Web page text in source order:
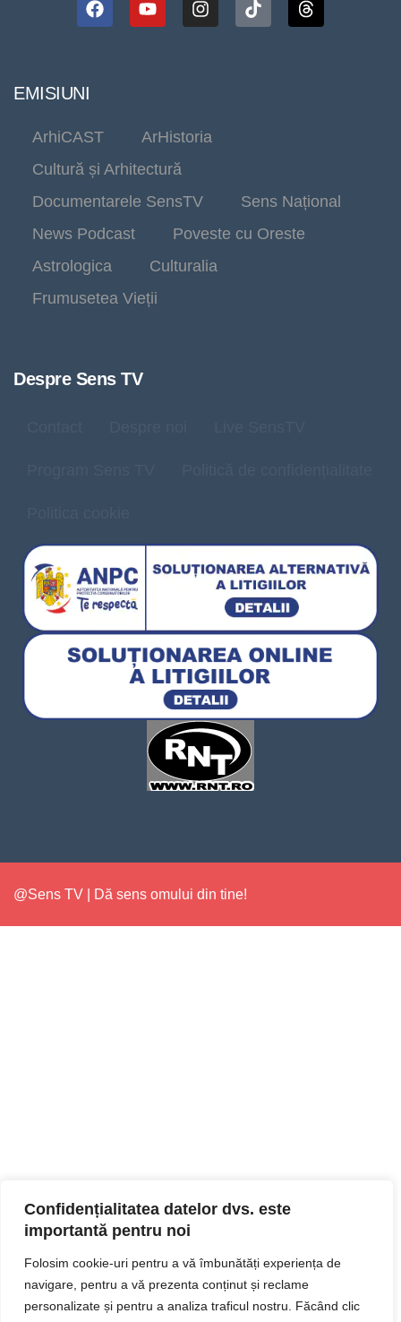
Confidențialitatea datelor dvs. este
importantă pentru noi
Folosim cookie-uri pentru a vă îmbunătăți experiența de
navigare, pentru a vă prezenta conținut și reclame
personalizate și pentru a analiza traficul nostru. Făcând clic
EMISIUNI
ArhiCAST
ArHistoria
Cultură și Arhitectură
Documentarele SensTV
Sens Național
News Podcast
Poveste cu Oreste
Astrologica
Culturalia
Frumusetea Vieții
Despre Sens TV
@Sens TV | Dă sens omului din tine!